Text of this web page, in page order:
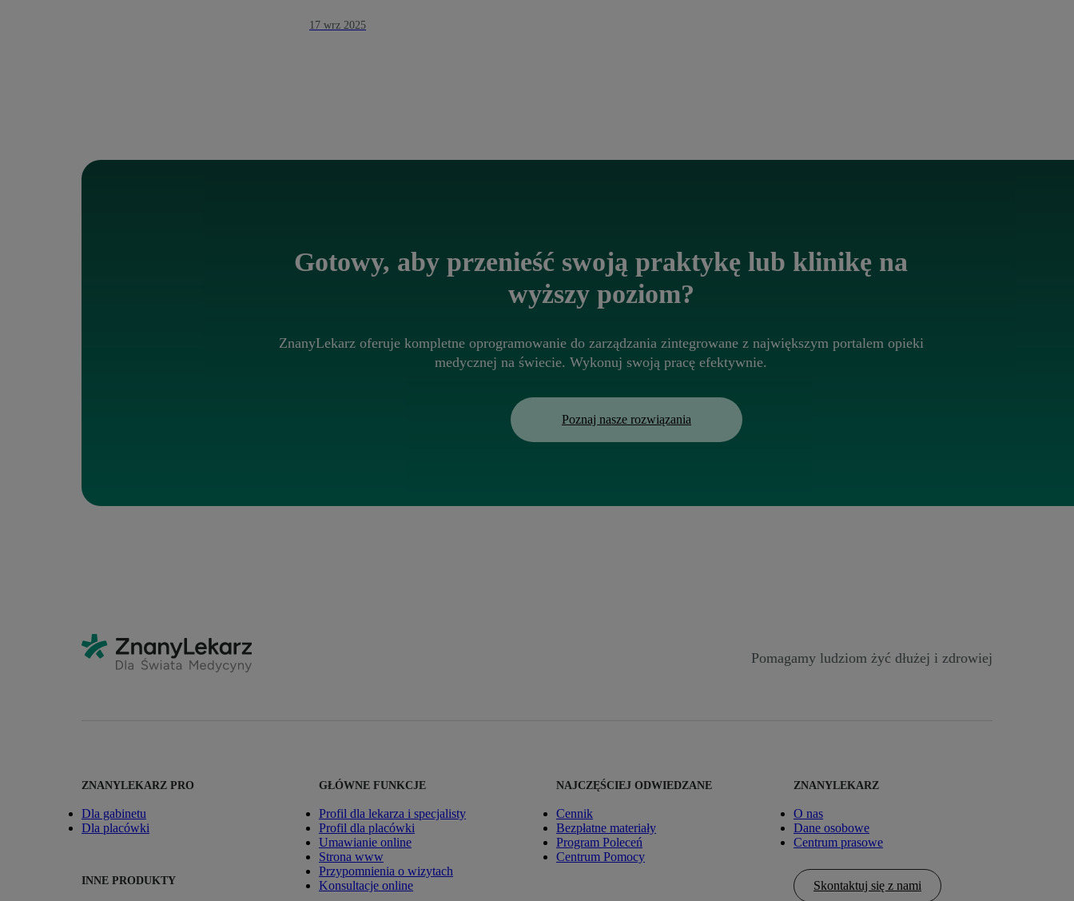
17 wrz 2025
Gotowy, aby przenieść swoją praktykę lub klinikę na
wyższy poziom?
ZnanyLekarz oferuje kompletne oprogramowanie do zarządzania zintegrowane z największym portalem opieki
medycznej na świecie. Wykonuj swoją pracę efektywnie.
Poznaj nasze rozwiązania
Pomagamy ludziom żyć dłużej i zdrowiej
ZNANYLEKARZ PRO
Dla gabinetu
Dla placówki
INNE PRODUKTY
GŁÓWNE FUNKCJE
Profil dla lekarza i specjalisty
Profil dla placówki
Umawianie online
Strona www
Przypomnienia o wizytach
Konsultacje online
NAJCZĘŚCIEJ ODWIEDZANE
Cennik
Bezpłatne materiały
Program Poleceń
Centrum Pomocy
ZNANYLEKARZ
O nas
Dane osobowe
Centrum prasowe
Skontaktuj się z nami